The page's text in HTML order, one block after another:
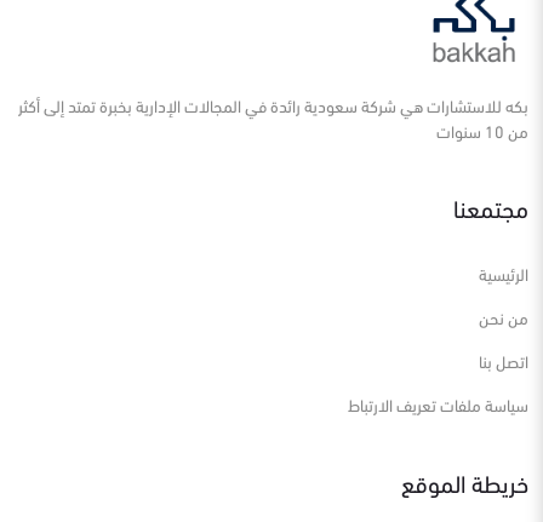
بكه للاستشارات هي شركة سعودية رائدة في المجالات الإدارية بخبرة تمتد إلى أكثر
من 10 سنوات
مجتمعنا
الرئيسية
من نحن
اتصل بنا
سياسة ملفات تعريف الارتباط
خريطة الموقع